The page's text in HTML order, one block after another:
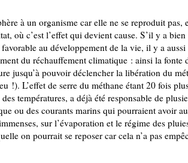
à un organisme car elle ne se reproduit pas,
où c’est l’effet qui devient cause. S’il y a
au développement de la vie, il y a
du réchauffement climatique : ainsi la
jusqu’à pouvoir déclencher la libération du
!). L’effet de serre du méthane étant 20 fois
températures, a déjà été responsable de
ou des courants marins qui pourraient avoir
sur l’évaporation et le régime des
on pourrait se reposer car cela n’a pas